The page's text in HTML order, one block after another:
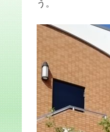
う。